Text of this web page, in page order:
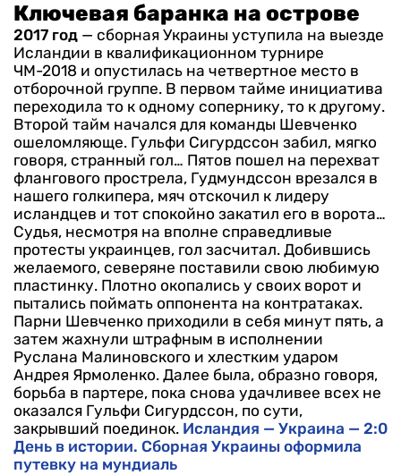
Ключевая баранка на острове
2017 год — сборная Украины уступила на выезде
Исландии в квалификационном турнире
ЧМ-2018 и опустилась на четвертное место в
отборочной группе. В первом тайме инициатива
переходила то к одному сопернику, то к другому.
Второй тайм начался для команды Шевченко
ошеломляюще. Гульфи Сигурдссон забил, мягко
говоря, странный гол… Пятов пошел на перехват
флангового прострела, Гудмундссон врезался в
нашего голкипера, мяч отскочил к лидеру
исландцев и тот спокойно закатил его в ворота…
Судья, несмотря на вполне справедливые
протесты украинцев, гол засчитал. Добившись
желаемого, северяне поставили свою любимую
пластинку. Плотно окопались у своих ворот и
пытались поймать оппонента на контратаках.
Парни Шевченко приходили в себя минут пять, а
затем жахнули штрафным в исполнении
Руслана Малиновского и хлестким ударом
Андрея Ярмоленко. Далее была, образно говоря,
борьба в партере, пока снова удачливее всех не
оказался Гульфи Сигурдссон, по сути,
закрывший поединок. Исландия — Украина — 2:0
День в истории. Сборная Украины оформила
путевку на мундиаль